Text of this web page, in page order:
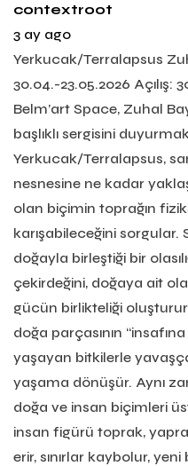
contextroot
3 ay ago
Yerkucak/Terralapsus
30.04.-23.05.2026 Açılış:
Belm’art Space, Zuhal
başlıklı sergisini
Yerkucak/Terralapsus,
nesnesine ne kadar
olan biçimin toprağın
karışabileceğini sorgular.
doğayla birleştiği bir
çekirdeğini, doğaya ait
gücün birlikteliği
doğa parçasının
yaşayan bitkilerle
yaşama dönüşür. Aynı
doğa ve insan biçimleri
insan figürü toprak,
erir, sınırlar kaybolur,